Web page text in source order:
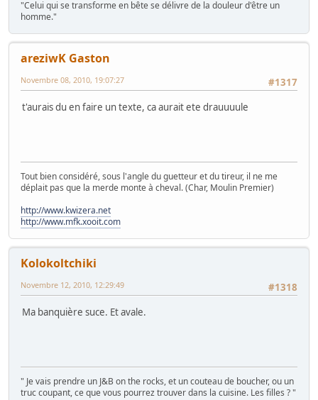
"Celui qui se transforme en bête se délivre de la douleur d'être un
homme."
areziwK Gaston
#1317
Novembre 08, 2010, 19:07:27
t'aurais du en faire un texte, ca aurait ete drauuuule
Tout bien considéré, sous l'angle du guetteur et du tireur, il ne me
déplait pas que la merde monte à cheval. (Char, Moulin Premier)
http://www.kwizera.net
http://www.mfk.xooit.com
Kolokoltchiki
#1318
Novembre 12, 2010, 12:29:49
Ma banquière suce. Et avale.
" Je vais prendre un J&B on the rocks, et un couteau de boucher, ou un
truc coupant, ce que vous pourrez trouver dans la cuisine. Les filles ? "